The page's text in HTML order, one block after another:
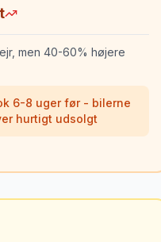
men 40-60% højere
6-8 uger før - bilerne
hurtigt udsolgt